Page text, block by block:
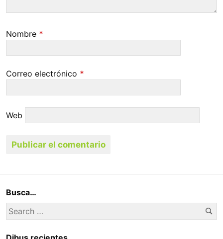
Nombre *
Correo electrónico *
Web
Busca…
Search
for: